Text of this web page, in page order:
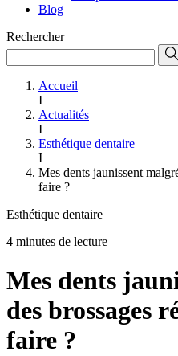
Blog
Rechercher
Accueil
I
Actualités
I
Esthétique dentaire
I
Mes dents jaunissent
faire ?
Esthétique dentaire
4 minutes de lecture
Mes dents
des brossages
faire ?